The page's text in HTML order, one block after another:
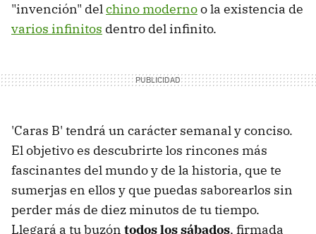
"invención" delchino modernoo la existencia de
varios infinitos dentro del infinito.
'Caras B' tendrá un carácter semanal y conciso.
El objetivo es descubrirte los rincones más
fascinantes del mundo y de la historia, que te
sumerjas en ellos y que puedas saborearlos sin
perder más de diez minutos de tu tiempo.
Llegará a tu buzón todos los sábados, firmada